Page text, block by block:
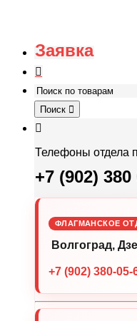
Заявка
Поиск
Телефоны отдела
+7 (902) 380
ФЛАГМАНСКОЕ
Волгоград,
+7 (902) 380-05-